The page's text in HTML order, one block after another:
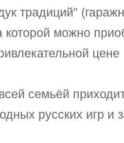
традиций"
которой можно
цене
семьёй
русских игр и